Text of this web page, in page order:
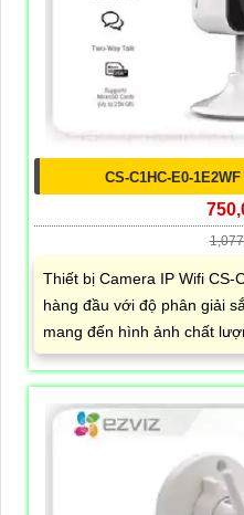
CS-C1HC-E0-
Thiết bị Camera IP Wifi CS-
hàng đầu với độ phân giải
mang đến hình ảnh chất